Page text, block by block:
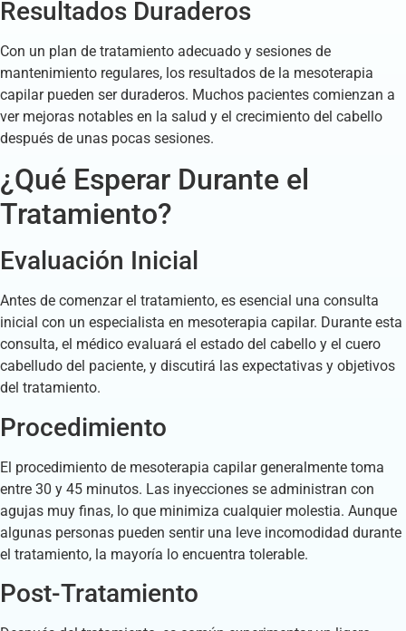
Resultados Duraderos
Con un plan de tratamiento adecuado y sesiones de
mantenimiento regulares, los resultados de la mesoterapia
capilar pueden ser duraderos. Muchos pacientes comienzan a
ver mejoras notables en la salud y el crecimiento del cabello
después de unas pocas sesiones.
¿Qué Esperar Durante el
Tratamiento?
Evaluación Inicial
Antes de comenzar el tratamiento, es esencial una consulta
inicial con un especialista en mesoterapia capilar. Durante esta
consulta, el médico evaluará el estado del cabello y el cuero
cabelludo del paciente, y discutirá las expectativas y objetivos
del tratamiento.
Procedimiento
El procedimiento de mesoterapia capilar generalmente toma
entre 30 y 45 minutos. Las inyecciones se administran con
agujas muy finas, lo que minimiza cualquier molestia. Aunque
algunas personas pueden sentir una leve incomodidad durante
el tratamiento, la mayoría lo encuentra tolerable.
Post-Tratamiento